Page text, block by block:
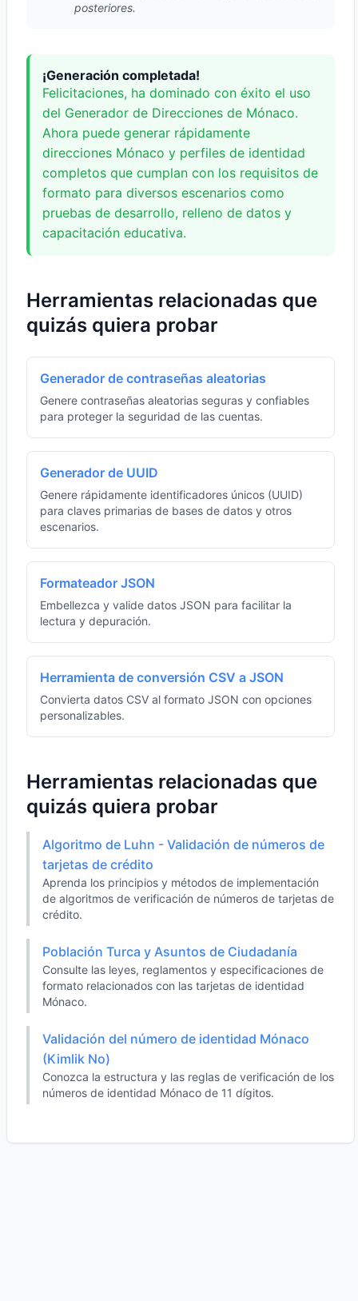
posteriores.
¡Generación completada!
Felicitaciones, ha dominado con éxito el uso
del Generador de Direcciones de Mónaco.
Ahora puede generar rápidamente
direcciones Mónaco y perfiles de identidad
completos que cumplan con los requisitos de
formato para diversos escenarios como
pruebas de desarrollo, relleno de datos y
capacitación educativa.
Herramientas relacionadas que
quizás quiera probar
Generador de contraseñas aleatorias
Genere contraseñas aleatorias seguras y confiables
para proteger la seguridad de las cuentas.
Generador de UUID
Genere rápidamente identificadores únicos (UUID)
para claves primarias de bases de datos y otros
escenarios.
Formateador JSON
Embellezca y valide datos JSON para facilitar la
lectura y depuración.
Herramienta de conversión CSV a JSON
Convierta datos CSV al formato JSON con opciones
personalizables.
Herramientas relacionadas que
quizás quiera probar
Algoritmo de Luhn - Validación de números de
tarjetas de crédito
Aprenda los principios y métodos de implementación
de algoritmos de verificación de números de tarjetas de
crédito.
Población Turca y Asuntos de Ciudadanía
Consulte las leyes, reglamentos y especificaciones de
formato relacionados con las tarjetas de identidad
Mónaco.
Validación del número de identidad Mónaco
(Kimlik No)
Conozca la estructura y las reglas de verificación de los
números de identidad Mónaco de 11 dígitos.